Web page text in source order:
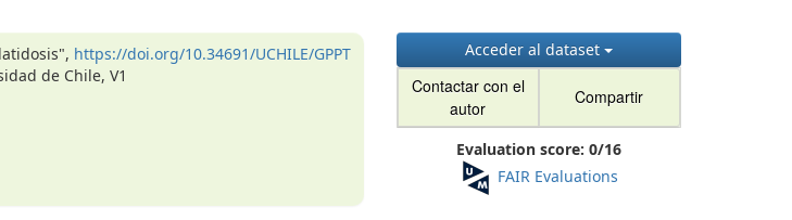
https://doi.org/10.34691/UCHILE/GPPT
de Chile, V1
Acceder al dataset
Contactar con el
autor
Compartir
Evaluation score: 0/16
FAIR Evaluations